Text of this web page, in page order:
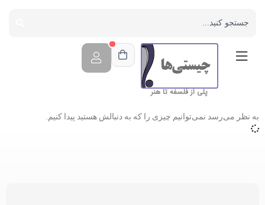
پلی از فلسفه تا هنر
به نظر می‌رسد نمی‌توانیم چیزی را که به دنبالش هستید پیدا کنیم.